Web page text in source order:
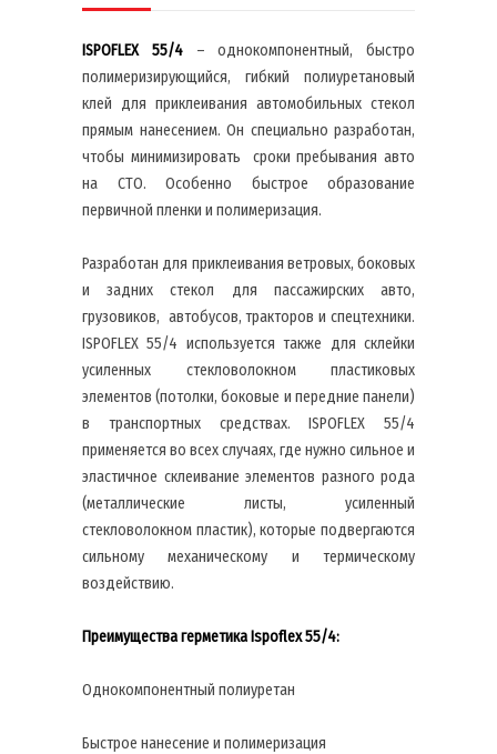
ISPOFLEX55/4– однокомпонентный, быстро
полимеризирующийся, гибкий полиуретановый
клей для приклеивания автомобильных стекол
прямым нанесением. Он специально разработан,
чтобы минимизировать сроки пребывания авто
на СТО. Особенно быстрое образование
первичной пленки и полимеризация.
Разработан для приклеивания ветровых, боковых
и задних стекол для пассажирских авто,
грузовиков, автобусов, тракторов и спецтехники.
ISPOFLEX 55/4 используется также для склейки
усиленных стекловолокном пластиковых
элементов (потолки, боковые и передние панели)
в транспортных средствах. ISPOFLEX 55/4
применяется во всех случаях, где нужно сильное и
эластичное склеивание элементов разного рода
(металлические листы, усиленный
стекловолокном пластик), которые подвергаются
сильному механическому и термическому
воздействию.
Преимущества герметика Ispoflex 55/4:
Однокомпонентный полиуретан
Быстрое нанесение и полимеризация